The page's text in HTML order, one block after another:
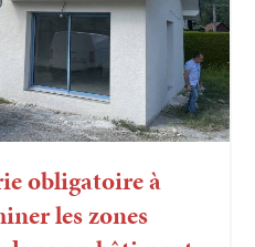
obligatoire à
les zones